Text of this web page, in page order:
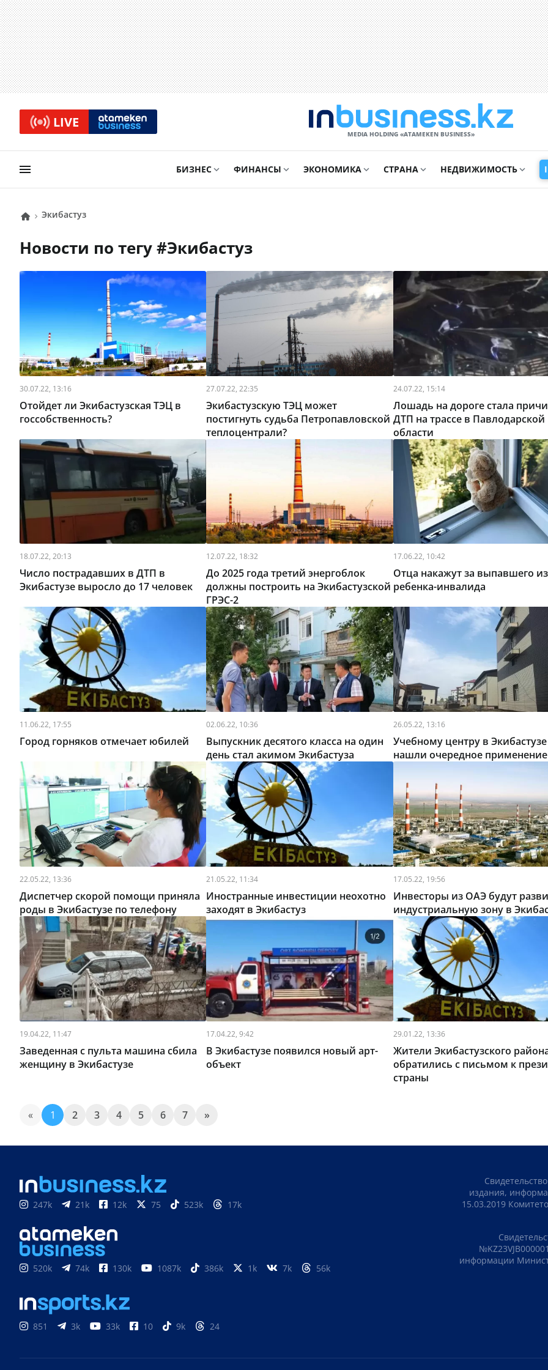
LIVE
MEDIA HOLDING «ATAMEKЕN BUSINESS»
БИЗНЕС ФИНАНСЫ ЭКОНОМИКА СТРАНА НЕДВИЖИМОСТЬ
Экибастуз
Новости по тегу # Экибастуз
30.07.22, 13:16
Отойдет ли Экибастузская ТЭЦ в
госсобственность?
27.07.22, 22:35
Экибастузскую ТЭЦ может
постигнуть судьба Петропавловской
теплоцентрали?
24.07.22, 15:14
Лошадь на дороге стала
ДТП на трассе в Павлодарской
области
18.07.22, 20:13
Число пострадавших в ДТП в
Экибастузе выросло до 17 человек
12.07.22, 18:32
До 2025 года третий энергоблок
должны построить на Экибастузской
ГРЭС-2
17.06.22, 10:42
Отца накажут за выпавшего
ребенка-инвалида
11.06.22, 17:55
Город горняков отмечает юбилей
02.06.22, 10:36
Выпускник десятого класса на один
день стал акимом Экибастуза
26.05.22, 13:16
Учебному центру в Экибастузе
нашли очередное применение
22.05.22, 13:36
Диспетчер скорой помощи приняла
роды в Экибастузе по телефону
21.05.22, 11:34
Иностранные инвестиции неохотно
заходят в Экибастуз
17.05.22, 19:56
Инвесторы из ОАЭ будут
индустриальную зону в
19.04.22, 11:47
Заведенная с пульта машина сбила
женщину в Экибастузе
17.04.22, 9:42
В Экибастузе появился новый арт-
объект
29.01.22, 13:36
Жители Экибастузского
обратились с письмом к
страны
« 1 2 3 4 5 6 7 »
247k 21k 12k 75 523k 17k
520k 74k 130k 1087k 386k 1k 7k 56k
851 3k 33k 10 9k 24
издания,
15.03.2019
информации